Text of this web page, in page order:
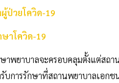
ป่วยโควิด-19
าโควิด-19
ษาพยาบาลจะครอบคลุมตั้งแต่สถ
รับการรักษาที่สถานพยาบาลเอก